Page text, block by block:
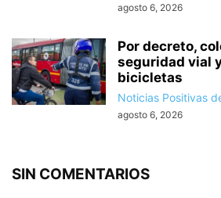
agosto 6, 2026
Por decreto,
seguridad vial
bicicletas
Noticias Positivas
agosto 6, 2026
SIN COMENTARIOS